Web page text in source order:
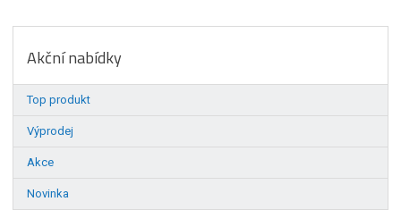
Akční nabídky
Top produkt
Výprodej
Akce
Novinka